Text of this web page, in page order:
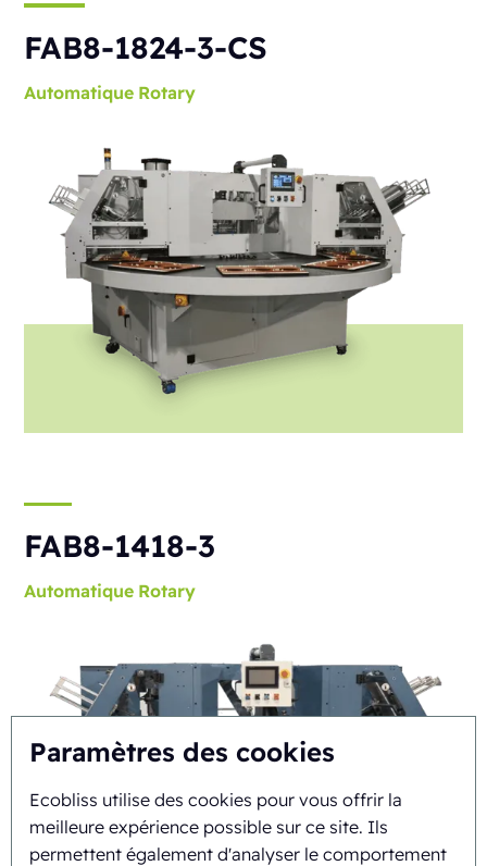
Paramètres des cookies
Ecobliss utilise des cookies pour vous offrir la
meilleure expérience possible sur ce site. Ils
permettent également d'analyser le comportement
FAB8-1824-3-CS
Automatique Rotary
FAB8-1418-3
Automatique Rotary